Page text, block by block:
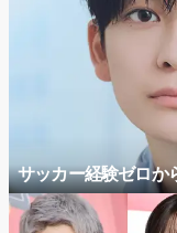
サッカー経験ゼロか